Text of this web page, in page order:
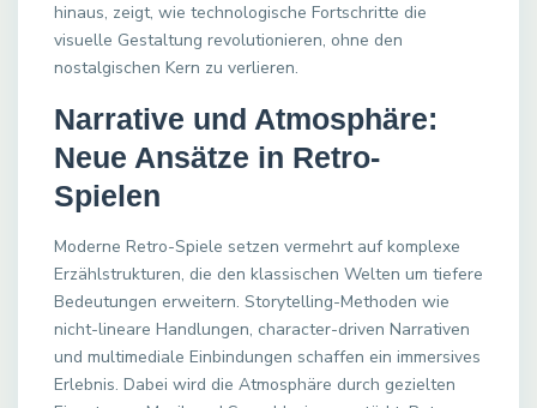
hinaus, zeigt, wie technologische Fortschritte die
visuelle Gestaltung revolutionieren, ohne den
nostalgischen Kern zu verlieren.
Narrative und Atmosphäre:
Neue Ansätze in Retro-
Spielen
Moderne Retro-Spiele setzen vermehrt auf komplexe
Erzählstrukturen, die den klassischen Welten um tiefere
Bedeutungen erweitern. Storytelling-Methoden wie
nicht-lineare Handlungen, character-driven Narrativen
und multimediale Einbindungen schaffen ein immersives
Erlebnis. Dabei wird die Atmosphäre durch gezielten